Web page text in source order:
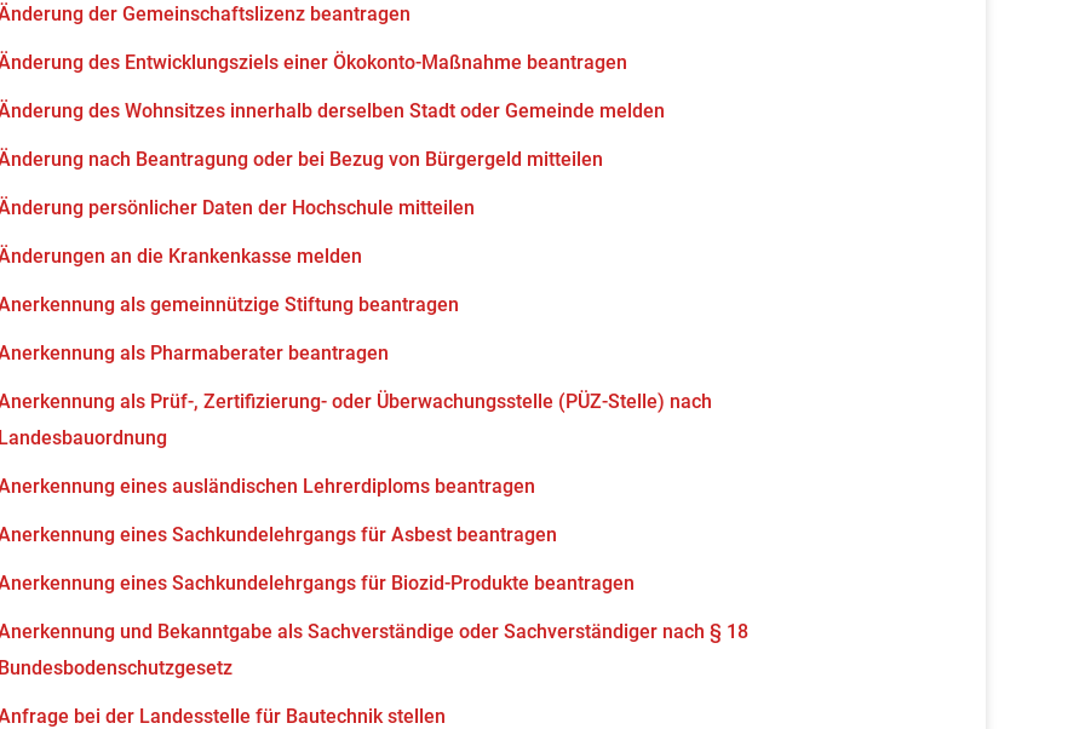
der Gemeinschaftslizenz beantragen
des Entwicklungsziels einer Ökokonto-Maßnahme beantragen
des Wohnsitzes innerhalb derselben Stadt oder Gemeinde melden
nach Beantragung oder bei Bezug von Bürgergeld mitteilen
persönlicher Daten der Hochschule mitteilen
an die Krankenkasse melden
als gemeinnützige Stiftung beantragen
als Pharmaberater beantragen
als Prüf-, Zertifizierung- oder Überwachungsstelle (PÜZ-Stelle) nach
eines ausländischen Lehrerdiploms beantragen
eines Sachkundelehrgangs für Asbest beantragen
eines Sachkundelehrgangs für Biozid-Produkte beantragen
und Bekanntgabe als Sachverständige oder Sachverständiger nach § 18
bei der Landesstelle für Bautechnik stellen